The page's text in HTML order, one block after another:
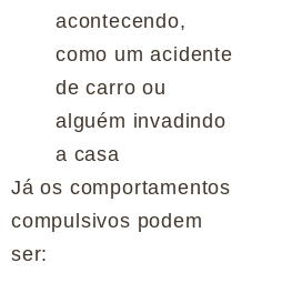
acontecendo,
como um acidente
de carro ou
alguém invadindo
a casa
Já os comportamentos
compulsivos podem
ser: